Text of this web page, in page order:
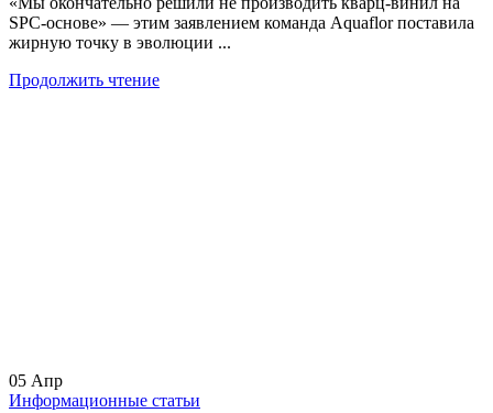
SPC-основе» — этим заявлением команда Aquaflor поставила
жирную точку в эволюции ...
Продолжить чтение
05 Апр
Информационные статьи